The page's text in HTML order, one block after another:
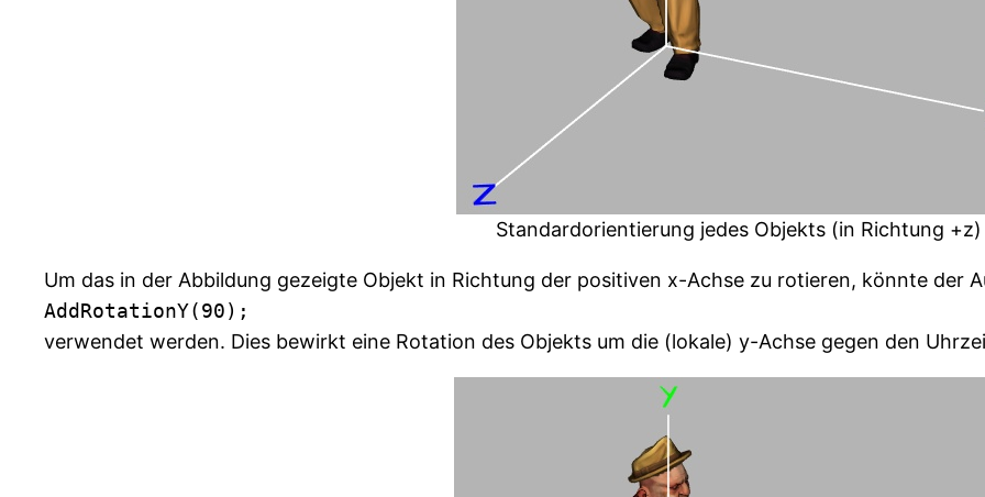
Standardorientierung jedes Objekts (in Richtung +z)
Um das in der Abbildung gezeigte Objekt in Richtung der positiven x-Achse zu rotieren, könnte der
AddRotationY(90);
verwendet werden. Dies bewirkt eine Rotation des Objekts um die (lokale) y-Achse gegen den